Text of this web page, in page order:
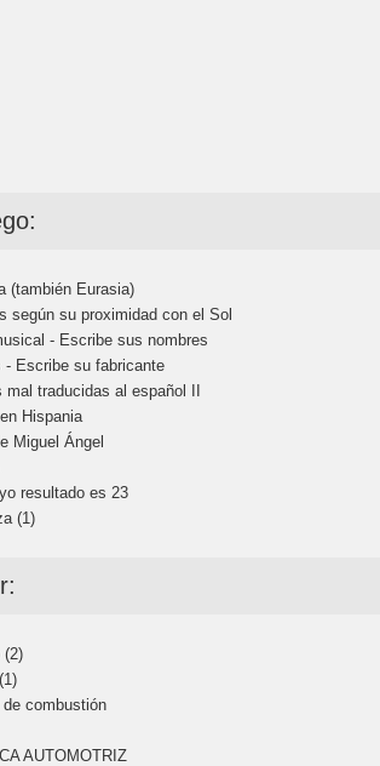
(también Eurasia)
según su proximidad con el Sol
- Escribe sus nombres
- Escribe su fabricante
traducidas al español II
Hispania
Miguel Ángel
resultado es 23
(1)
(2)
combustión
AUTOMOTRIZ